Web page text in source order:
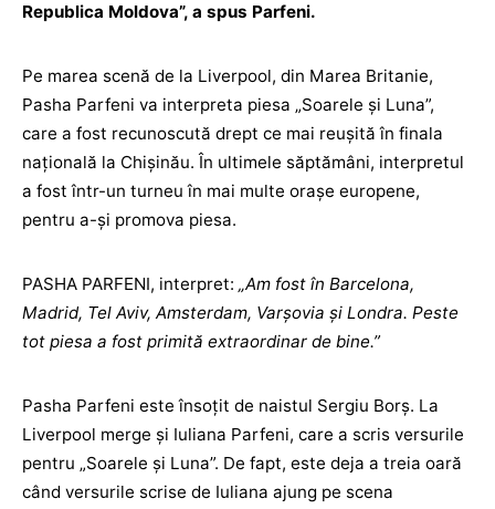
Republica Moldova”, a spus Parfeni.
Pe marea scenă de la Liverpool, din Marea Britanie,
Pasha Parfeni va interpreta piesa „Soarele și Luna”,
care a fost recunoscută drept ce mai reușită în finala
națională la Chișinău. În ultimele săptămâni, interpretul
a fost într-un turneu în mai multe orașe europene,
pentru a-și promova piesa.
PASHA PARFENI, interpret: „Am fost în Barcelona,
Madrid, Tel Aviv, Amsterdam, Varșovia și Londra. Peste
tot piesa a fost primită extraordinar de bine.”
Pasha Parfeni este însoțit de naistul Sergiu Borș. La
Liverpool merge și Iuliana Parfeni, care a scris versurile
pentru „Soarele și Luna”. De fapt, este deja a treia oară
când versurile scrise de Iuliana ajung pe scena